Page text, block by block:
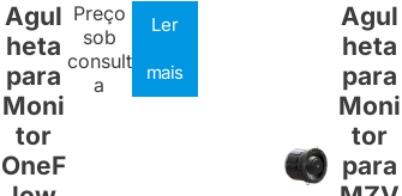
Agul
heta
para
Moni
tor
OneF
Preço
sob
consult
a
Ler
mais
Agul
heta
para
Moni
tor
para